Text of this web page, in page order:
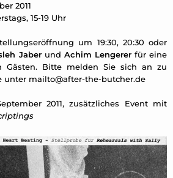
2011
15-19 Uhr
um 19:30, 20:30 oder
Jaberund Achim Lengererfür eine
Gästen. Bitte melden Sie sich an zu
unter mailto@after-the-butcher.de
2011, zusätzliches Event mit